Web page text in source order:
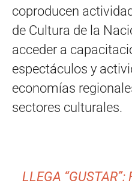
coproducen
de Cultura de la
acceder a
espectáculos y
economías
sectores culturales.
LLEGA